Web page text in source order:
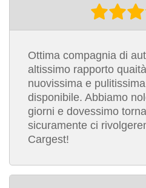
Ottima compagnia di
altissimo rapporto
nuovissima e
disponibile. Abbiamo
giorni e dovessimo
sicuramente ci
Cargest!